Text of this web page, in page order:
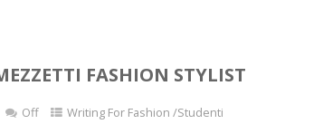
FASHION STYLIST
Off Writing For Fashion /Studenti